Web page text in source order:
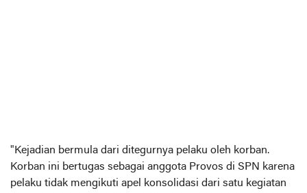
"Kejadian bermula dari ditegurnya pelaku oleh korban.
Korban ini bertugas sebagai anggota Provos di SPN karena
pelaku tidak mengikuti apel konsolidasi dari satu kegiatan